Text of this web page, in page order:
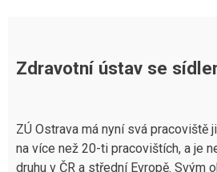
Zdravotní ústav se
ZÚ Ostrava má nyní svá pracoviště
na více než 20-ti pracovištích, a je
druhu v ČR a střední Evropě. Svým